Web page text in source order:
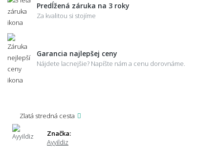
Predĺžená záruka na 3 roky
Za kvalitou si stojíme
Garancia najlepšej ceny
Nájdete lacnejšie? Napíšte nám a cenu dorovnáme.
Zlatá stredná cesta
Značka:
Ayyildiz